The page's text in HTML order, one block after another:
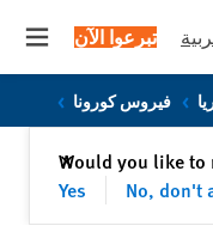
تبرعوا الآن
فيروس كورونا
Would you like to
Yes
No, don't
✕إغلاق